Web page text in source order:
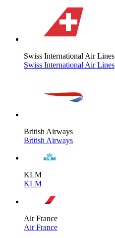
Swiss International Air Lines
Swiss International Air Lines
British Airways
British Airways
KLM
KLM
Air France
Air France